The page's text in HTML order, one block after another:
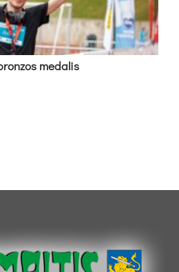
me­da­lis